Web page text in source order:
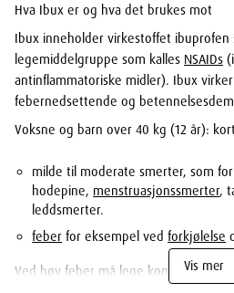
Hva Ibux er og hva det brukes mot
Ibux inneholder virkestoffet ibuprofen
legemiddelgruppe som kalles NSAIDs
antinflammatoriske midler). Ibux
febernedsettende og
Voksne og barn over 40 kg (12 år):
milde til moderate smerter, som for
hodepine, menstruasjonssmerter,
leddsmerter.
feber for eksempel vedforkjølelse
Ved høy feber må lege kontaktes.Vis mer